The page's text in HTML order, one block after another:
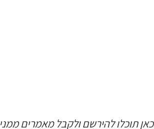
כאן תוכלו להירשם ולקבל מאמרים ממני